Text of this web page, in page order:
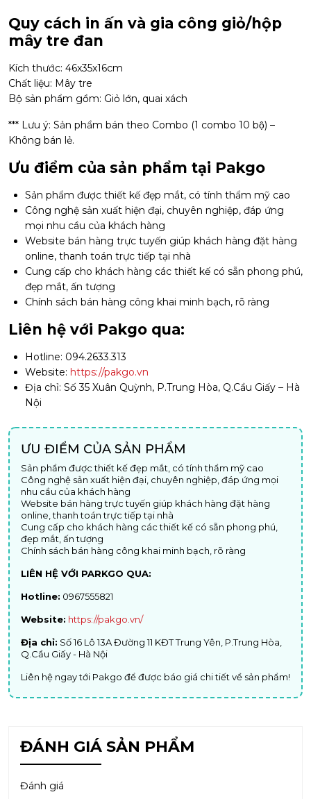
Quy cách in ấn và gia công giỏ/hộp
mây tre đan
Kích thước: 46x35x16cm
Chất liệu: Mây tre
Bộ sản phẩm gồm: Giỏ lớn, quai xách
*** Lưu ý: Sản phẩm bán theo Combo (1 combo 10 bộ) –
Không bán lẻ.
Ưu điểm của sản phẩm tại Pakgo
Sản phẩm được thiết kế đẹp mắt, có tính thẩm mỹ cao
Công nghệ sản xuất hiện đại, chuyên nghiệp, đáp ứng
mọi nhu cầu của khách hàng
Website bán hàng trực tuyến giúp khách hàng đặt hàng
online, thanh toán trực tiếp tại nhà
Cung cấp cho khách hàng các thiết kế có sẵn phong phú,
đẹp mắt, ấn tượng
Chính sách bán hàng công khai minh bạch, rõ ràng
Liên hệ với Pakgo qua:
Hotline: 094.2633.313
Website: https://pakgo.vn
Địa chỉ: Số 35 Xuân Quỳnh, P.Trung Hòa, Q.Cầu Giấy – Hà
Nội
ƯU ĐIỂM CỦA SẢN PHẨM
Sản phẩm được thiết kế đẹp mắt, có tính thẩm mỹ cao
Công nghệ sản xuất hiện đại, chuyên nghiệp, đáp ứng mọi
nhu cầu của khách hàng
Website bán hàng trực tuyến giúp khách hàng đặt hàng
online, thanh toán trực tiếp tại nhà
Cung cấp cho khách hàng các thiết kế có sẵn phong phú,
đẹp mắt, ấn tượng
Chính sách bán hàng công khai minh bạch, rõ ràng
LIÊN HỆ VỚI PARKGO QUA:
Hotline: 0967555821
Website: https://pakgo.vn/
Địa chỉ: Số 16 Lô 13A Đường 11 KĐT Trung Yên, P.Trung Hòa,
Q.Cầu Giấy - Hà Nội
Liên hệ ngay tới Pakgo để được báo giá chi tiết về sản phẩm!
ĐÁNH GIÁ SẢN PHẨM
Đánh giá